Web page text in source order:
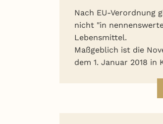
Nach EU-Verordnung
nicht "in
Lebensmittel.
Maßgeblich ist die
dem 1. Januar 2018 in